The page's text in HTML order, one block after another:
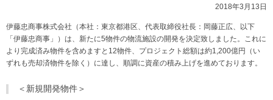
2018年3月13日
伊藤忠商事株式会社（本社：東京都港区、代表取締役社長：岡藤正広、以下
「伊藤忠商事」）は、新たに5物件の物流施設の開発を決定致しました。これに
より完成済み物件を含めますと12物件、プロジェクト総額は約1,200億円（い
ずれも売却済物件を除く）に達し、順調に資産の積み上げを進めております。
＜新規開発物件＞